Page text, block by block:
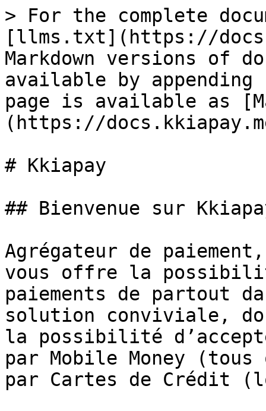
> For the complete
[llms.txt](https://
Markdown versions of
available by
page is available as
(https://
# Kkiapay
## Bienvenue sur
Agrégateur de
vous offre la
paiements de partout
solution conviviale,
la possibilité
par Mobile Money
par Cartes de Crédit